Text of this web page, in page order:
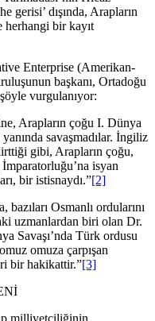
gerisi’ dışında, Arapların
bir kayıt
Enterprise (Amerikan-
başkanı, Ortadoğu
vurgulanıyor:
Arapların çoğu I. Dünya
savaşmadılar. İngiliz
gibi, Arapların çoğu,
isyan
bir istisnaydı.”[2]
Osmanlı ordularını
uzmanlardan biri olan Dr.
Savaşı’nda Türk ordusu
omuza çarpışan
bir hakikattir.”[3]
milliyetçiliğinin